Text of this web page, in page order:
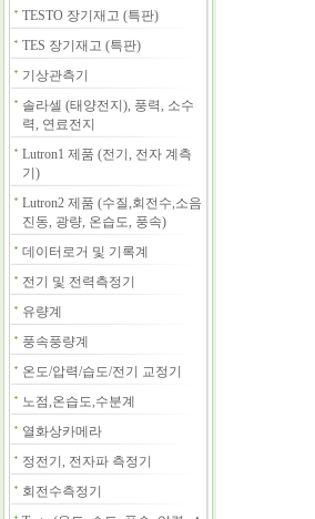
TESTO 장기재고 (특판)
TES 장기재고 (특판)
기상관측기
솔라셀 (태양전지), 풍력, 소수
력, 연료전지
Lutron1 제품 (전기, 전자 계측
기)
Lutron2 제품 (수질,회전수,소음
진동, 광량, 온습도, 풍속)
데이터로거 및 기록계
전기 및 전력측정기
유량계
풍속풍량계
온도/압력/습도/전기 교정기
노점,온습도,수분계
열화상카메라
정전기, 전자파 측정기
회전수측정기